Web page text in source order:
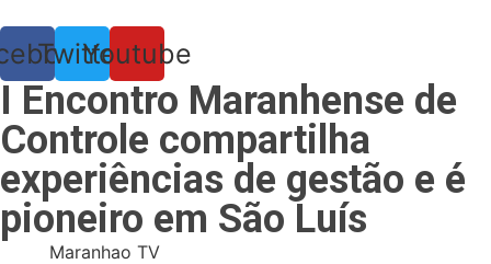
para
o
conteúdo
TwitterYoutube
I Encontro Maranhense de
Controle compartilha
experiências de gestão e é
pioneiro em São Luís
Maranhao TV